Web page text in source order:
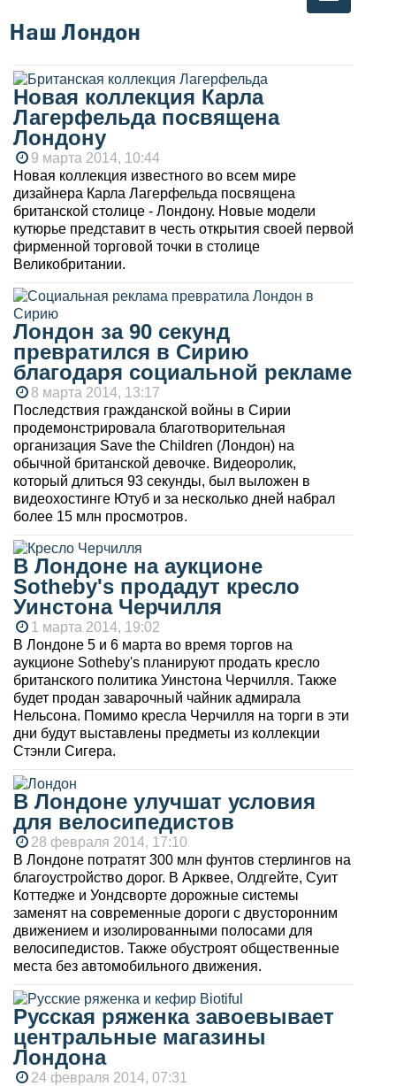
Вы здесь
Наш Лондон
Новая коллекция Карла
Лагерфельда посвящена
Лондону
9 марта 2014, 10:44
Новая коллекция известного во всем мире
дизайнера Карла Лагерфельда посвящена
британской столице - Лондону. Новые модели
кутюрье представит в честь открытия своей первой
фирменной торговой точки в столице
Великобритании.
Лондон за 90 секунд
превратился в Сирию
благодаря социальной рекламе
8 марта 2014, 13:17
Последствия гражданской войны в Сирии
продемонстрировала благотворительная
организация Save the Children (Лондон) на
обычной британской девочке. Видеоролик,
который длиться 93 секунды, был выложен в
видеохостинге Ютуб и за несколько дней набрал
более 15 млн просмотров.
В Лондоне на аукционе
Sotheby's продадут кресло
Уинстона Черчилля
1 марта 2014, 19:02
В Лондоне 5 и 6 марта во время торгов на
аукционе Sotheby's планируют продать кресло
британского политика Уинстона Черчилля. Также
будет продан заварочный чайник адмирала
Нельсона. Помимо кресла Черчилля на торги в эти
дни будут выставлены предметы из коллекции
Стэнли Сигера.
В Лондоне улучшат условия
для велосипедистов
28 февраля 2014, 17:10
В Лондоне потратят 300 млн фунтов стерлингов на
благоустройство дорог. В Арквее, Олдгейте, Суит
Коттедже и Уондсворте дорожные системы
заменят на современные дороги с двусторонним
движением и изолированными полосами для
велосипедистов. Также обустроят общественные
места без автомобильного движения.
Русская ряженка завоевывает
центральные магазины
Лондона
24 февраля 2014, 07:31